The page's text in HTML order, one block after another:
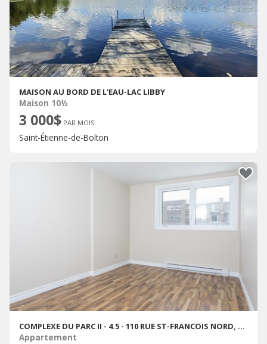
MAISON AU BORD DE L'EAU-LAC LIBBY
Maison 10½
3 000$ PAR MOIS
Saint-Étienne-de-Bolton
COMPLEXE DU PARC II - 4.5 - 110 RUE ST-FRANCOIS NORD, SHERBROOKE
Appartement